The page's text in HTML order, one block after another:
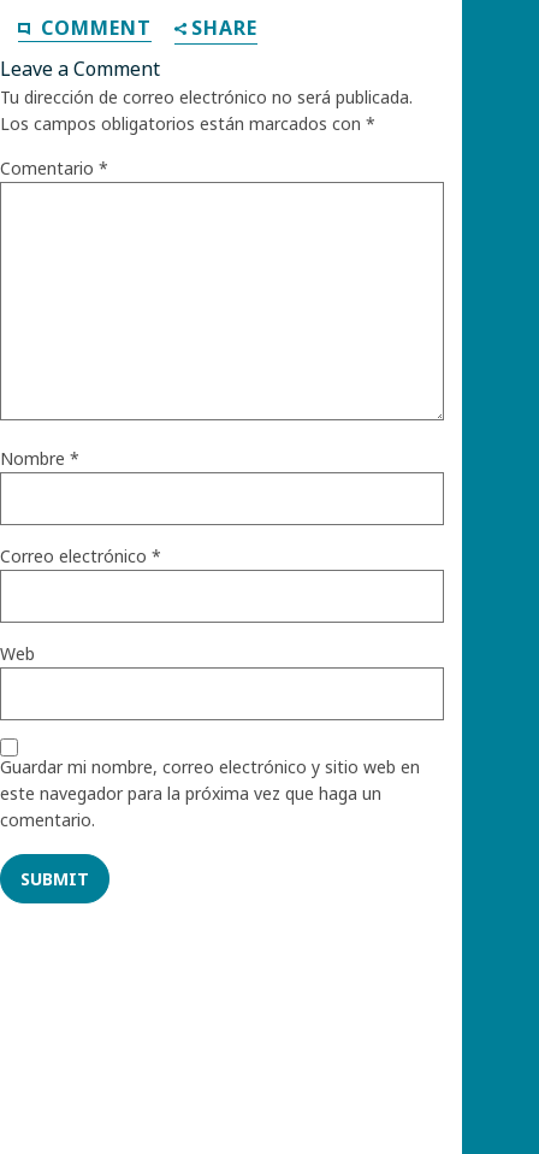
COMMENT
SHARE
Leave a Comment
Tu dirección de correo electrónico no será publicada.
Los campos obligatorios están marcados con *
Comentario *
Nombre *
Correo electrónico *
Web
Guardar mi nombre, correo electrónico y sitio web en
este navegador para la próxima vez que haga un
comentario.